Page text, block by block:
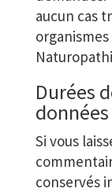
aucun cas
Durées
données
Si vous
conservés